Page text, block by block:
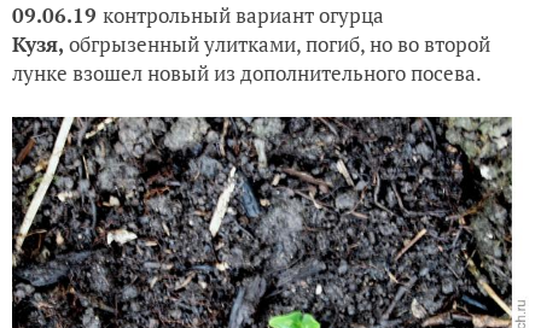
09.06.19 контрольный вариант огурца
Кузя, обгрызенный улитками, погиб, но во второй
лунке взошел новый из дополнительного посева.